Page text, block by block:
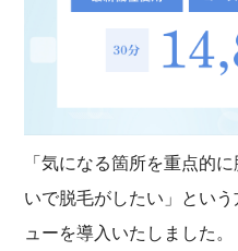
「気になる箇所を重点的
いで脱⽑がしたい」とい
ューを導⼊いたしました。